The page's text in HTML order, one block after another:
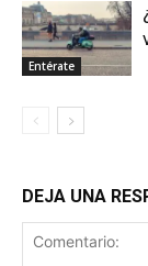
Entérate
DEJA UNA